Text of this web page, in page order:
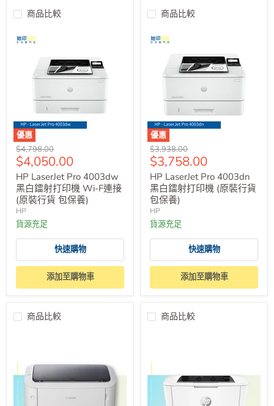
商品比較
優惠
原
價
$4,798.00
售
價
$4,050.00
HP LaserJet Pro 4003dw
黑白鐳射打印機 Wi-F連接
(原裝行貨 包保養)
HP
貨源充足
快速購物
添加至購物車
商品比較
優惠
原
價
$3,938.00
售
價
$3,758.00
HP LaserJet Pro 4003dn
黑白鐳射打印機 (原裝行貨
包保養)
HP
貨源充足
快速購物
添加至購物車
商品比較 商品比較